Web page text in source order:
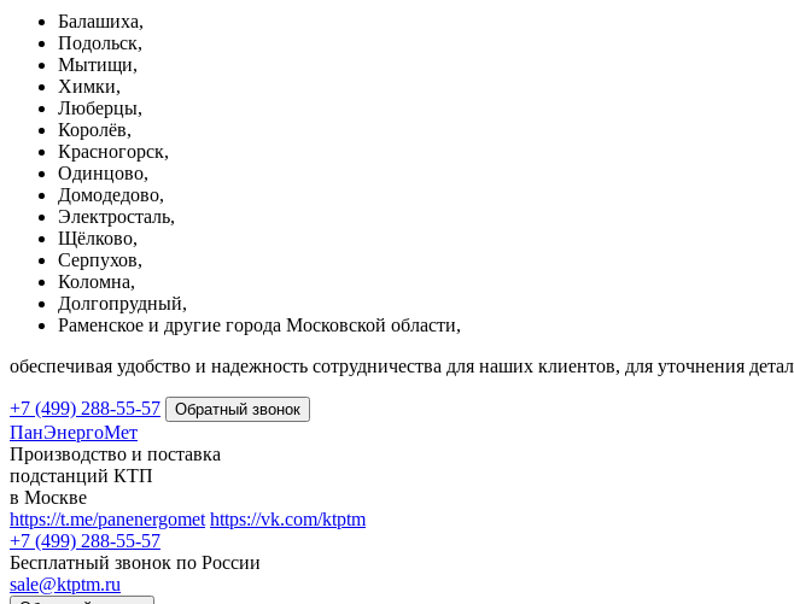
Балашиха,
Подольск,
Мытищи,
Химки,
Люберцы,
Королёв,
Красногорск,
Одинцово,
Домодедово,
Электросталь,
Щёлково,
Серпухов,
Коломна,
Долгопрудный,
Раменское и другие города Московской области,
обеспечивая удобство и надежность сотрудничества для наших клиентов, для уточнения
+7 (499) 288-55-57
ПанЭнергоМет
Производство и поставка
подстанций КТП
в Москве
https://t.me/panenergomet https://vk.com/ktptm
+7 (499) 288-55-57
Бесплатный звонок по России
sale@ktptm.ru